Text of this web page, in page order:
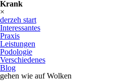
Krank
×
derzeh start
Interessantes
Praxis
Leistungen
Podologie
Verschiedenes
Blog
gehen wie auf Wolken